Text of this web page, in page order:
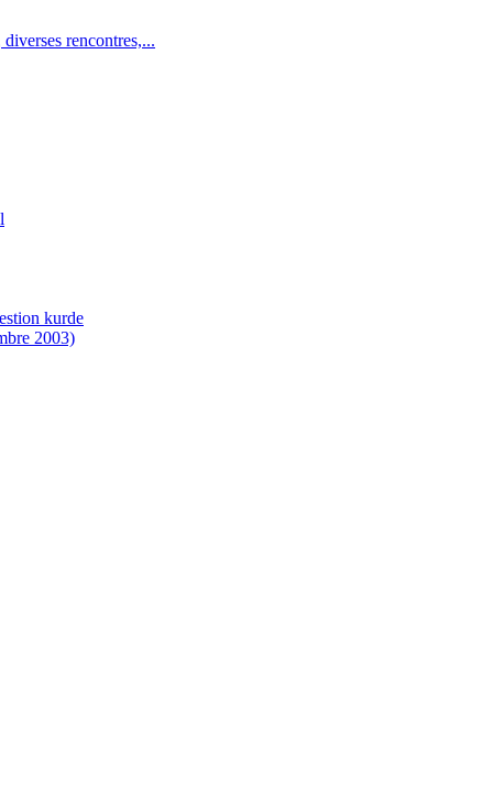
rencontres,...
kurde
2003)